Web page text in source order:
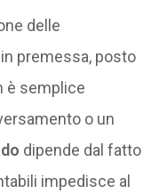
delle
premessa, posto
è semplice
o un
dipende dal fatto
impedisce al